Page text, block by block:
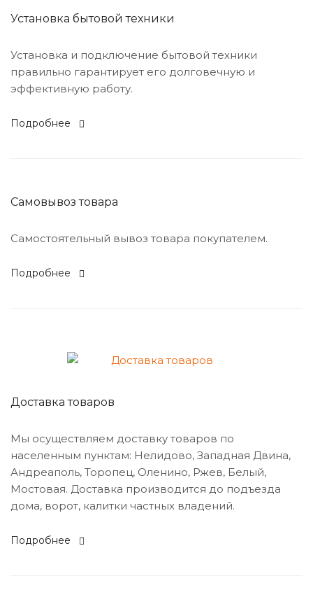
Установка бытовой техники
Установка и подключение бытовой техники
правильно гарантирует его долговечную и
эффективную работу.
Подробнее
Самовывоз товара
Cамостоятельный вывоз товара покупателем.
Подробнее
Доставка товаров
Мы осуществляем доставку товаров по
населенным пунктам: Нелидово, Западная Двина,
Андреаполь, Торопец, Оленино, Ржев, Белый,
Мостовая. Доставка производится до подъезда
дома, ворот, калитки частных владений.
Подробнее